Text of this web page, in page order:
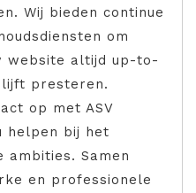
Wij bieden continue
om
website altijd up-to-
presteren.
op met ASV
helpen bij het
ambities. Samen
en professionele